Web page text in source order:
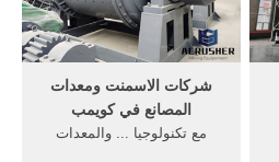
شركات الاسمنت ومعدات
المصانع في كويمب
مع تكنولوجيا ... والمعدات